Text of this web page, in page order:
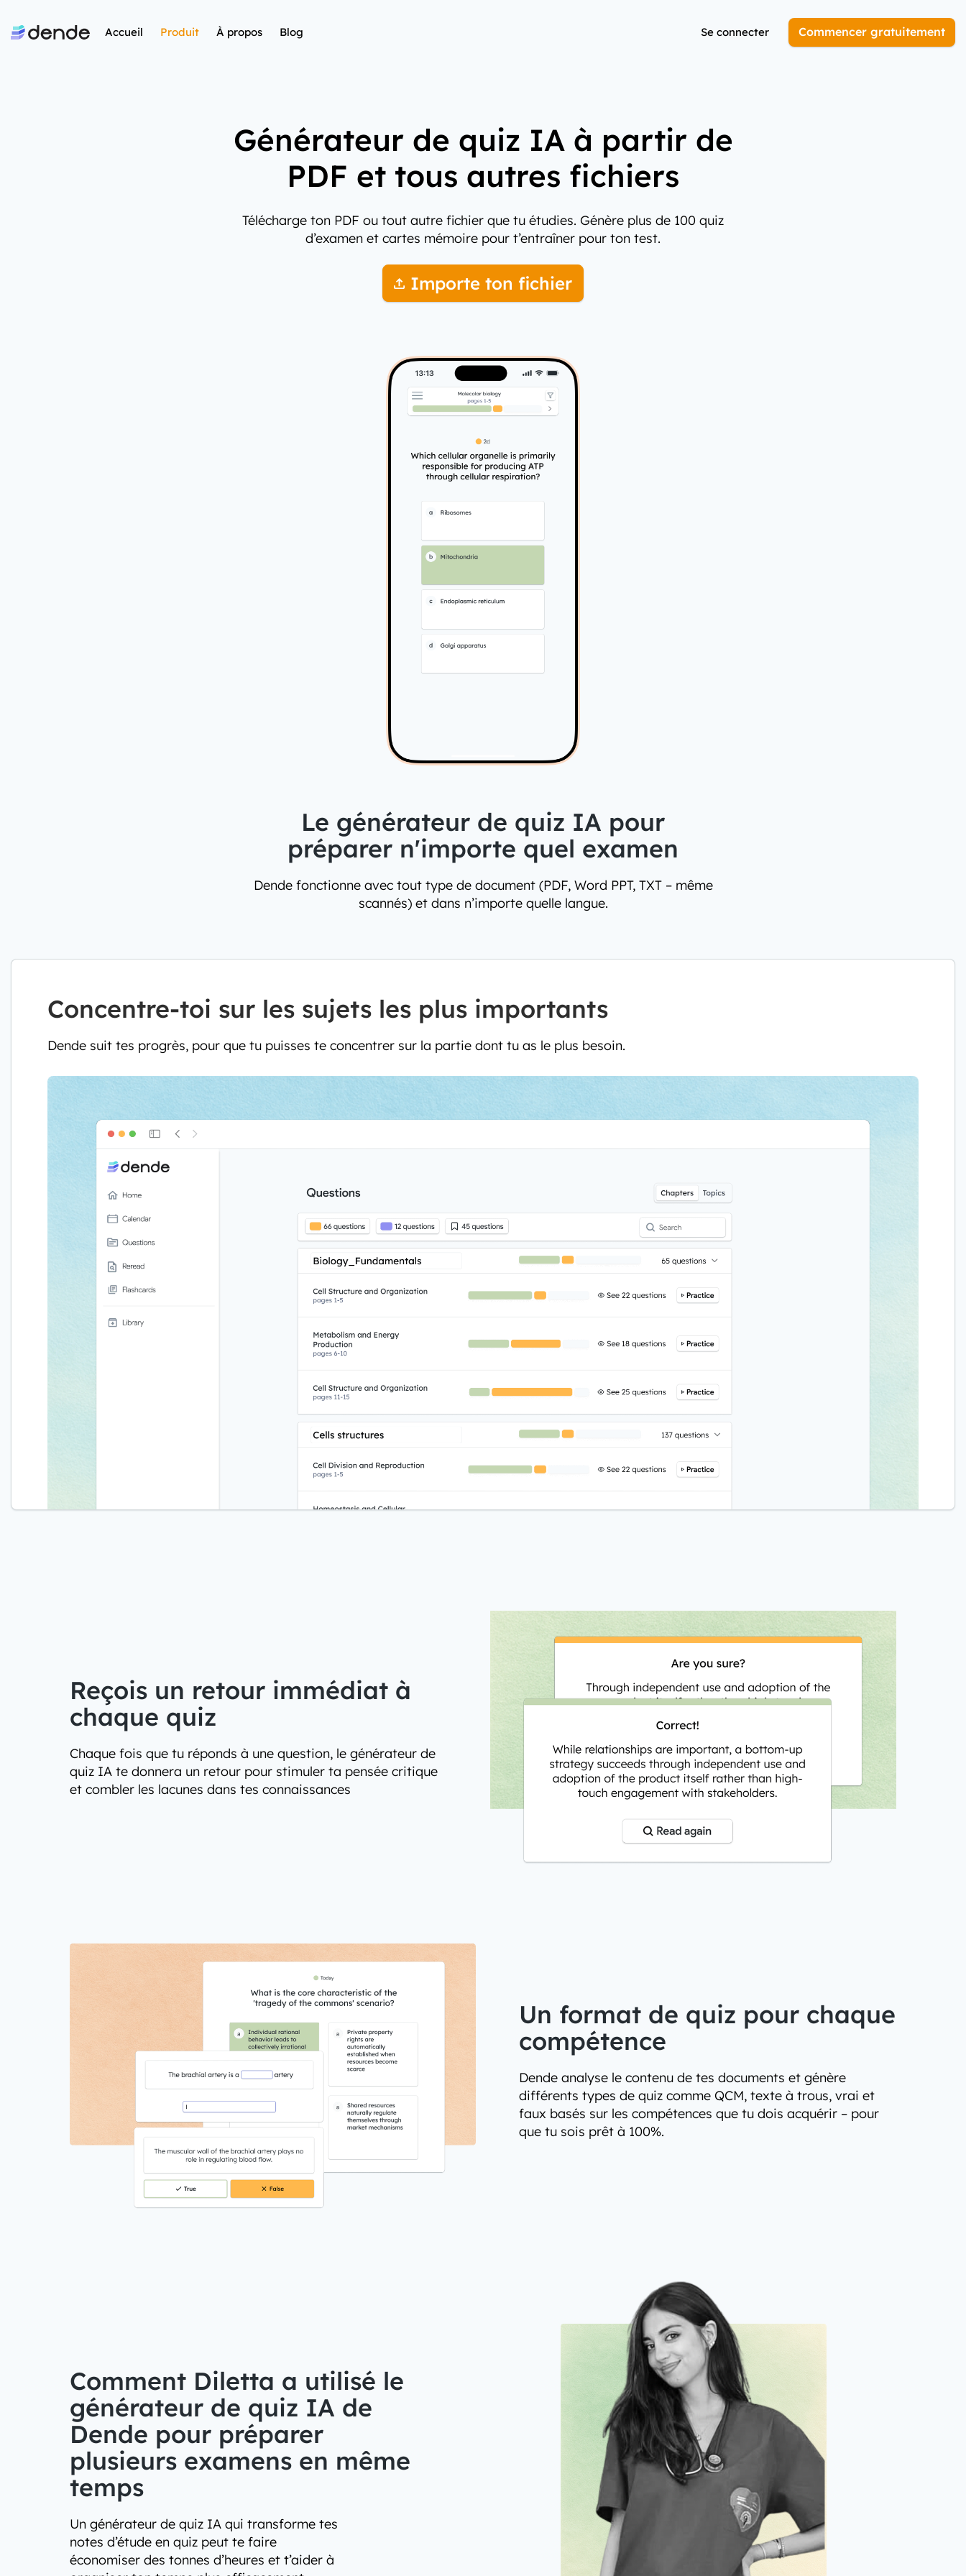
Accueil Produit À propos Blog Se connecter Commencer gratuitement
Générateur de quiz IA à partir de
PDF et tous autres fichiers
Télécharge ton PDF ou tout autre fichier que tu étudies. Génère plus de 100 quiz
d’examen et cartes mémoire pour t’entraîner pour ton test.
Importe ton fichier
Le générateur de quiz IA pour
préparer n'importe quel examen
Dende fonctionne avec tout type de document (PDF, Word PPT, TXT – même
scannés) et dans n’importe quelle langue.
Concentre-toi sur les sujets les plus importants
Dende suit tes progrès, pour que tu puisses te concentrer sur la partie dont tu as le plus besoin.
Reçois un retour immédiat à
chaque quiz
Chaque fois que tu réponds à une question, le générateur de
quiz IA te donnera un retour pour stimuler ta pensée critique
et combler les lacunes dans tes connaissances
Un format de quiz pour chaque
compétence
Dende analyse le contenu de tes documents et génère
différents types de quiz comme QCM, texte à trous, vrai et
faux basés sur les compétences que tu dois acquérir – pour
que tu sois prêt à 100%.
Comment Diletta a utilisé le
générateur de quiz IA de
Dende pour préparer
plusieurs examens en même
temps
Un générateur de quiz IA qui transforme tes
notes d’étude en quiz peut te faire
économiser des tonnes d’heures et t’aider à